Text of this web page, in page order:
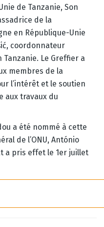
de Tanzanie, Son
de la
en République-Unie
coordonnateur
Le Greffier a
membres de la
l’intérêt et le soutien
aux travaux du
a été nommé à cette
de l’ONU, António
a pris effet le 1er juillet